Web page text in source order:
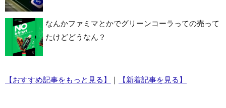
なんかファミマとかでグリーンコーラっての売って
たけどどうなん？
【おすすめ記事をもっと見る】 ｜ 【新着記事を見る】